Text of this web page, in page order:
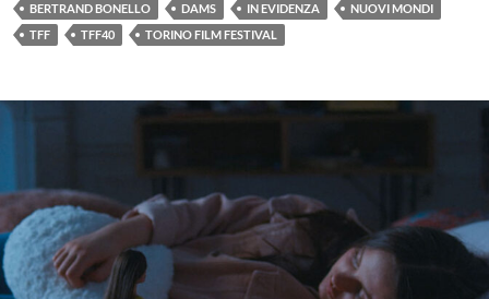
BERTRAND BONELLO DAMS IN EVIDENZA
NUOVI MONDI
TFF
TFF40 TORINO FILM FESTIVAL